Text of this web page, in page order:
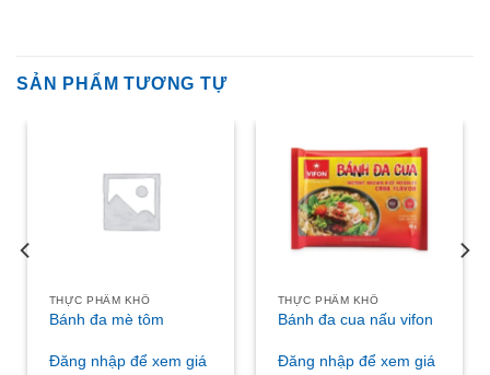
SẢN PHẨM TƯƠNG TỰ
THỰC PHẨM KHÔ
Bánh đa mè tôm
Đăng nhập để xem giá
THỰC PHẨM KHÔ
Bánh đa cua nấu vifon
Đăng nhập để xem giá